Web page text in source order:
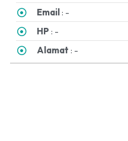
Email : -
HP : -
Alamat : -